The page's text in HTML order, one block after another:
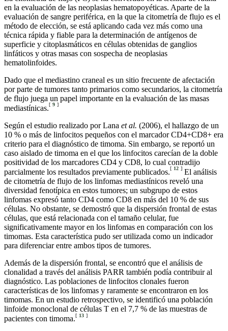
en la evaluación de las neoplasias hematopoyéticas. Aparte de la
evaluación de sangre periférica, en la que la citometría de flujo es el
método de elección, se está aplicando cada vez más como una
técnica rápida y fiable para la determinación de antígenos de
superficie y citoplasmáticos en células obtenidas de ganglios
linfáticos y otras masas con sospecha de neoplasias
hematolinfoides.
Dado que el mediastino craneal es un sitio frecuente de afectación
por parte de tumores tanto primarios como secundarios, la citometría
de flujo juega un papel importante en la evaluación de las masas
mediastínicas.[ 9 ]
Según el estudio realizado por Lana et al. (2006), el hallazgo de un
10 % o más de linfocitos pequeños con el marcador CD4+CD8+ era
criterio para el diagnóstico de timoma. Sin embargo, se reportó un
caso aislado de timoma en el que los linfocitos carecían de la doble
positividad de los marcadores CD4 y CD8, lo cual contradijo
parcialmente los resultados previamente publicados.[ 12 ] El análisis
de citometría de flujo de los linfomas mediastínicos reveló una
diversidad fenotípica en estos tumores; un subgrupo de estos
linfomas expresó tanto CD4 como CD8 en más del 10 % de sus
células. No obstante, se demostró que la dispersión frontal de estas
células, que está relacionada con el tamaño celular, fue
significativamente mayor en los linfomas en comparación con los
timomas. Esta característica pudo ser utilizada como un indicador
para diferenciar entre ambos tipos de tumores.
Además de la dispersión frontal, se encontró que el análisis de
clonalidad a través del análisis PARR también podía contribuir al
diagnóstico. Las poblaciones de linfocitos clonales fueron
características de los linfomas y raramente se encontraron en los
timomas. En un estudio retrospectivo, se identificó una población
linfoide monoclonal de células T en el 7,7 % de las muestras de
pacientes con timoma.[ 13 ]